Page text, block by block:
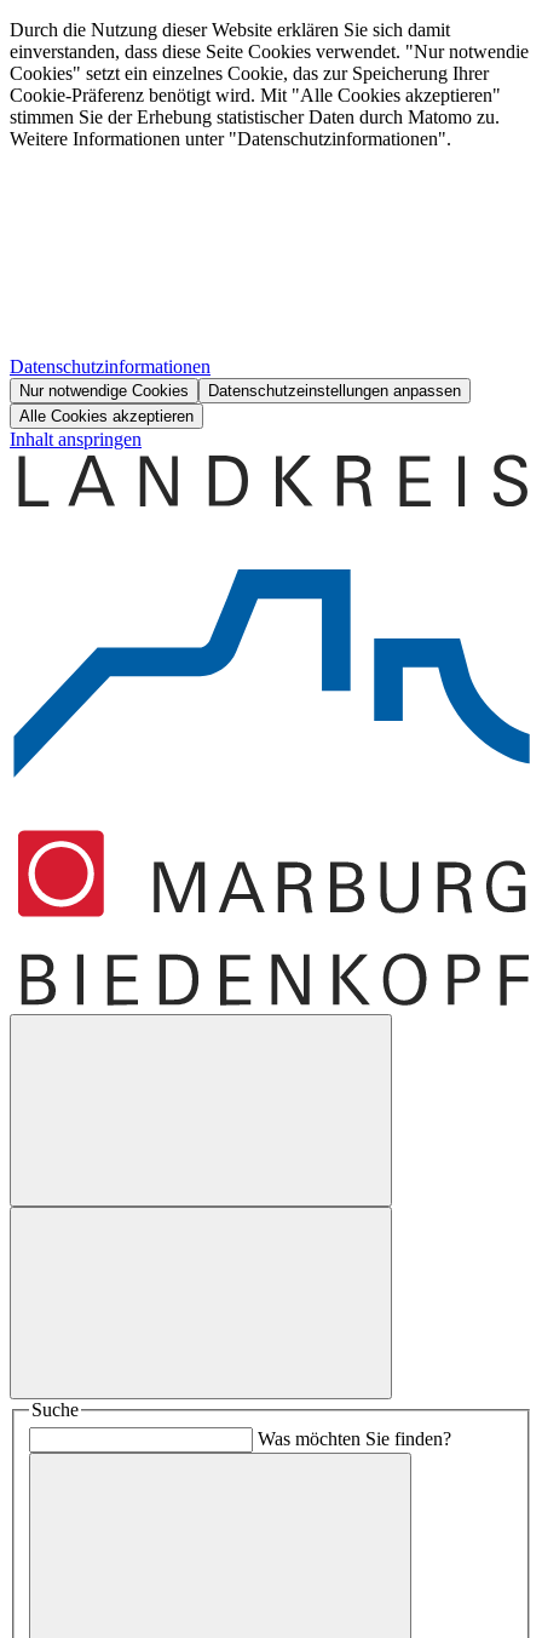
Durch die Nutzung dieser Website erklären Sie sich damit
einverstanden, dass diese Seite Cookies verwendet. "Nur notwendie
Cookies" setzt ein einzelnes Cookie, das zur Speicherung Ihrer
Cookie-Präferenz benötigt wird. Mit "Alle Cookies akzeptieren"
stimmen Sie der Erhebung statistischer Daten durch Matomo zu.
Weitere Informationen unter "Datenschutzinformationen".
Datenschutzinformationen
Nur notwendige Cookies
Datenschutzeinstellungen anpassen
Alle Cookies akzeptieren
Inhalt anspringen
Suche
Was möchten Sie finden?